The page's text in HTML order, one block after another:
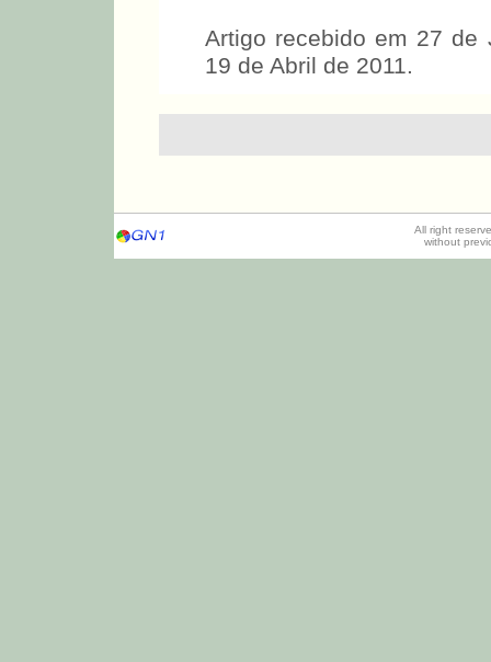
Artigo recebido em 27 de
19 de Abril de 2011.
All right
without